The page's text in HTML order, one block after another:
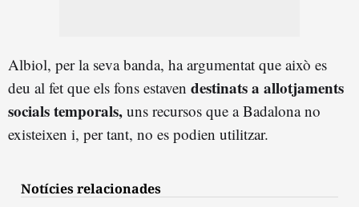
Albiol, per la seva banda, ha argumentat que això es
deu al fet que els fons estaven destinats a allotjaments
socials temporals, uns recursos que a Badalona no
existeixen i, per tant, no es podien utilitzar.
Notícies relacionades